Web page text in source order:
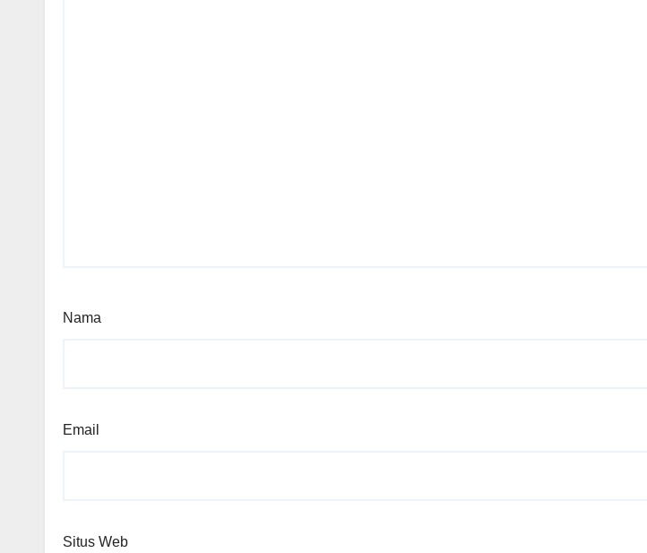
Nama
Email
Situs Web